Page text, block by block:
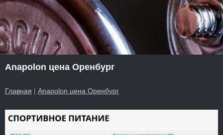
Anapolon цена Оренбург
Главная | Anapolon цена Оренбург